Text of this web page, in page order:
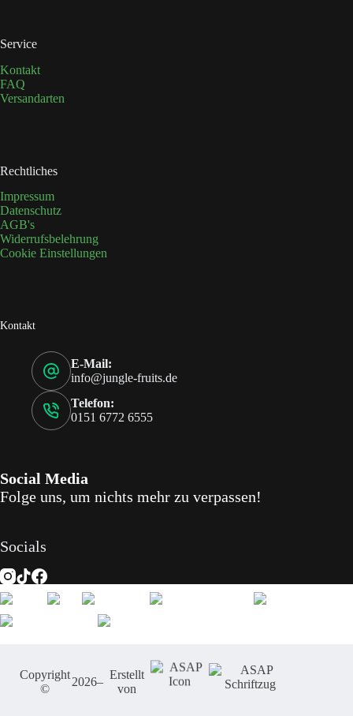
Service
Kontakt
FAQ
Versandarten
Rechtliches
Impressum
Datenschutz
AGB's
Widerrufsbelehrung
Cookie Einstellungen
Kontakt
E-Mail:
info@jungle-fruits.de
Telefon:
0151 6772 6555
Social Media
Folge uns, um nichts mehr zu verpassen!
Socials
Copyright
©
2026–
Erstellt
von